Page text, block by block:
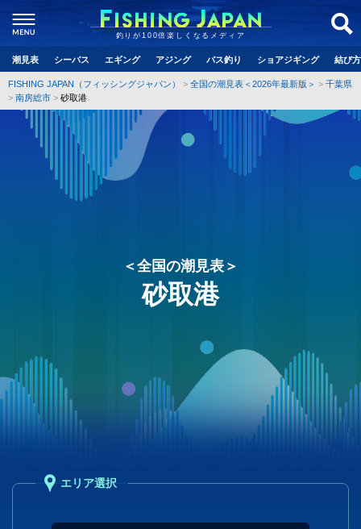
釣りが100倍楽しくなるメディア
潮見表 シーバス エギング アジング バス釣り ショアジギング 結び
FISHING JAPAN（フィッシングジャパン） 全国の潮見表＜2026年最新版＞
千葉県
南房総市
砂取港
＜全国の潮見表＞
砂取港
エリア選択